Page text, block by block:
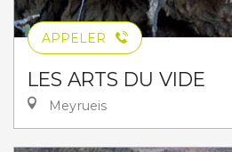
APPELER
LES ARTS DU VIDE
Meyrueis